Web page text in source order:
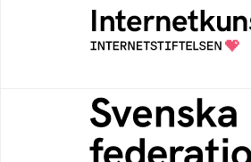
Samlad kunskap som hjälper
säker och medveten
Svenska
Grunden för medlemskap i en
kontextspecifik